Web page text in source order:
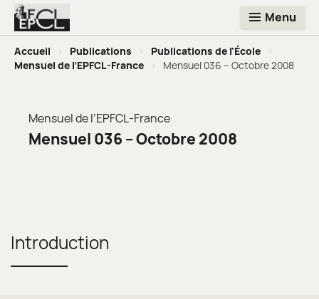
Menu
Accueil > Publications > Publications de l'École
>
Mensuel de l’EPFCL-France
> Mensuel 036 – Octobre 2008
Mensuel de l’EPFCL-France
Mensuel 036 – Octobre 2008
Introduction